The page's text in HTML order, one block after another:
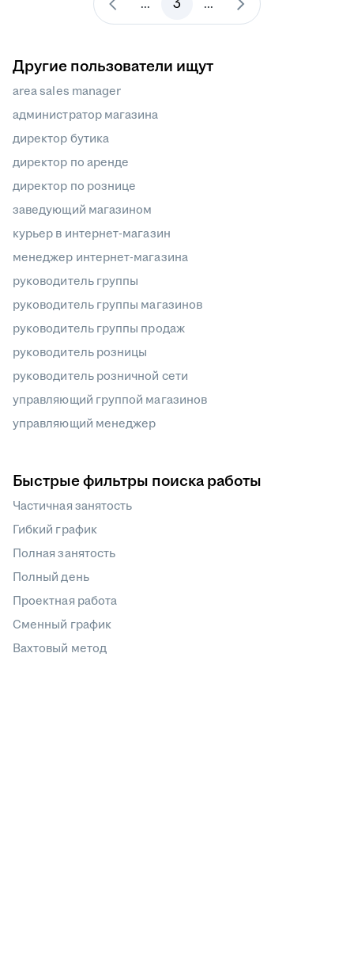
... 3 ...
Другие пользователи ищут
area sales manager
администратор магазина
директор бутика
директор по аренде
директор по рознице
заведующий магазином
курьер в интернет-магазин
менеджер интернет-магазина
руководитель группы
руководитель группы магазинов
руководитель группы продаж
руководитель розницы
руководитель розничной сети
управляющий группой магазинов
управляющий менеджер
Быстрые фильтры поиска работы
Частичная занятость
Гибкий график
Полная занятость
Полный день
Проектная работа
Сменный график
Вахтовый метод